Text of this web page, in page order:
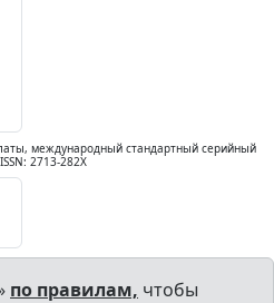
международный стандартный серийный
2713-282X
по правилам, чтобы